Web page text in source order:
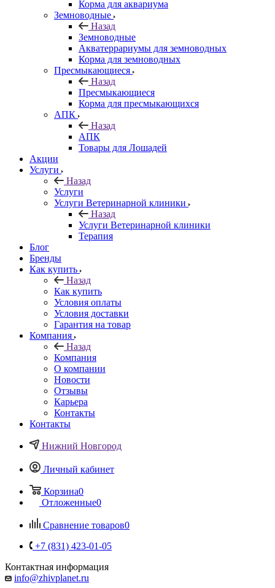
Корма для аквариума
Земноводные
Назад
Земноводные
Акватеррариумы для земноводных
Корма для земноводных
Пресмыкающиеся
Назад
Пресмыкающиеся
Корма для пресмыкающихся
АПК
Назад
АПК
Товары для Лошадей
Акции
Услуги
Назад
Услуги
Услуги Ветеринарной клиники
Назад
Услуги Ветеринарной клиники
Терапия
Блог
Бренды
Как купить
Назад
Как купить
Условия оплаты
Условия доставки
Гарантия на товар
Компания
Назад
Компания
О компании
Новости
Отзывы
Карьера
Контакты
Контакты
Нижний Новгород
Личный кабинет
Корзина0
Отложенные0
Сравнение товаров0
+7 (831) 423-01-05
Контактная информация
info@zhivplanet.ru